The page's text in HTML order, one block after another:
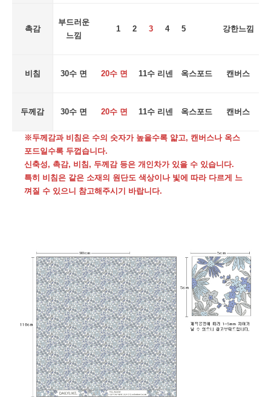
촉감
부드러운
느낌
1 2 34 5 강한느낌
비침 30수 면 20수 면 11수 리넨 옥스포드 캔버스
두께감 30수 면 20수 면 11수 리넨 옥스포드 캔버스
※두께감과 비침은 수의 숫자가 높을수록 얇고, 캔버스나 옥스
포드일수록 두껍습니다.
신축성, 촉감, 비침, 두께감 등은 개인차가 있을 수 있습니다.
특히 비침은 같은 소재의 원단도 색상이나 빛에 따라 다르게 느
껴질 수 있으니 참고해주시기 바랍니다.